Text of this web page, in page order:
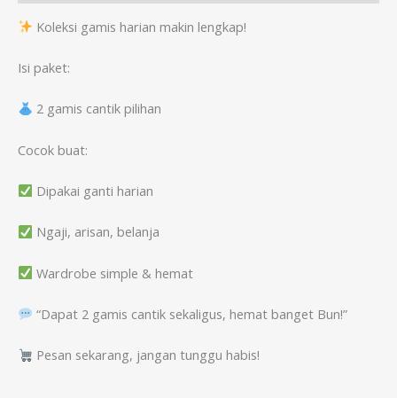
Koleksi gamis harian makin lengkap!
Isi paket:
2 gamis cantik pilihan
Cocok buat:
Dipakai ganti harian
Ngaji, arisan, belanja
Wardrobe simple & hemat
“Dapat 2 gamis cantik sekaligus, hemat banget Bun!”
Pesan sekarang, jangan tunggu habis!